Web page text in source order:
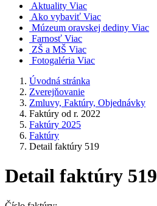
Aktuality Viac
Ako vybaviť Viac
Múzeum oravskej dediny Viac
Farnosť Viac
ZŠ a MŠ Viac
Fotogaléria Viac
Úvodná stránka
Zverejňovanie
Zmluvy, Faktúry, Objednávky
Faktúry od r. 2022
Faktúry 2025
Faktúry
Detail faktúry 519
Detail faktúry 519